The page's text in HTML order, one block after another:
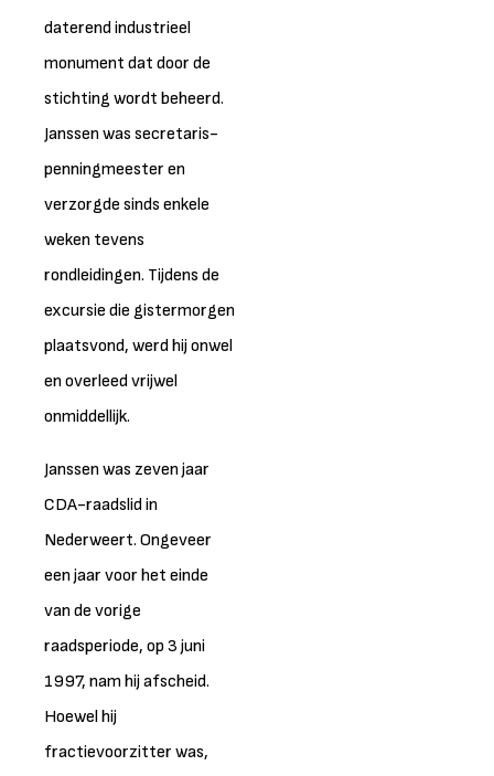
daterend industrieel
monument dat door de
stichting wordt beheerd.
Janssen was secretaris-
penningmeester en
verzorgde sinds enkele
weken tevens
rondleidingen. Tijdens de
excursie die gistermorgen
plaatsvond, werd hij onwel
en overleed vrijwel
onmiddellijk.
Janssen was zeven jaar
CDA-raadslid in
Nederweert. Ongeveer
een jaar voor het einde
van de vorige
raadsperiode, op 3 juni
1997, nam hij afscheid.
Hoewel hij
fractievoorzitter was,